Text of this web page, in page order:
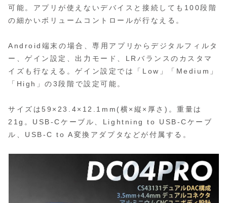
可能。アプリが使えないデバイスと接続しても100段階
の細かいボリュームコントロールが行なえる。
Android端末の場合、専用アプリからデジタルフィルタ
ー、ゲイン設定、出力モード、LRバランスのカスタマ
イズも行なえる。ゲイン設定では「Low」「Medium」
「High」の3段階で設定可能。
サイズは59×23.4×12.1mm(横×縦×厚さ)。重量は
21g。USB-Cケーブル、Lightning to USB-Cケーブ
ル、USB-C to A変換アダプタなどが付属する。